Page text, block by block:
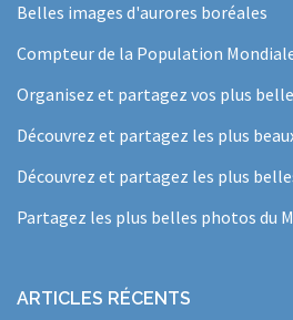
Belles images d'aurores boréales
Compteur de la Population
Organisez et partagez vos plus
Découvrez et partagez les plus
Découvrez et partagez les plus
Partagez les plus belles photos du
ARTICLES RÉCENTS